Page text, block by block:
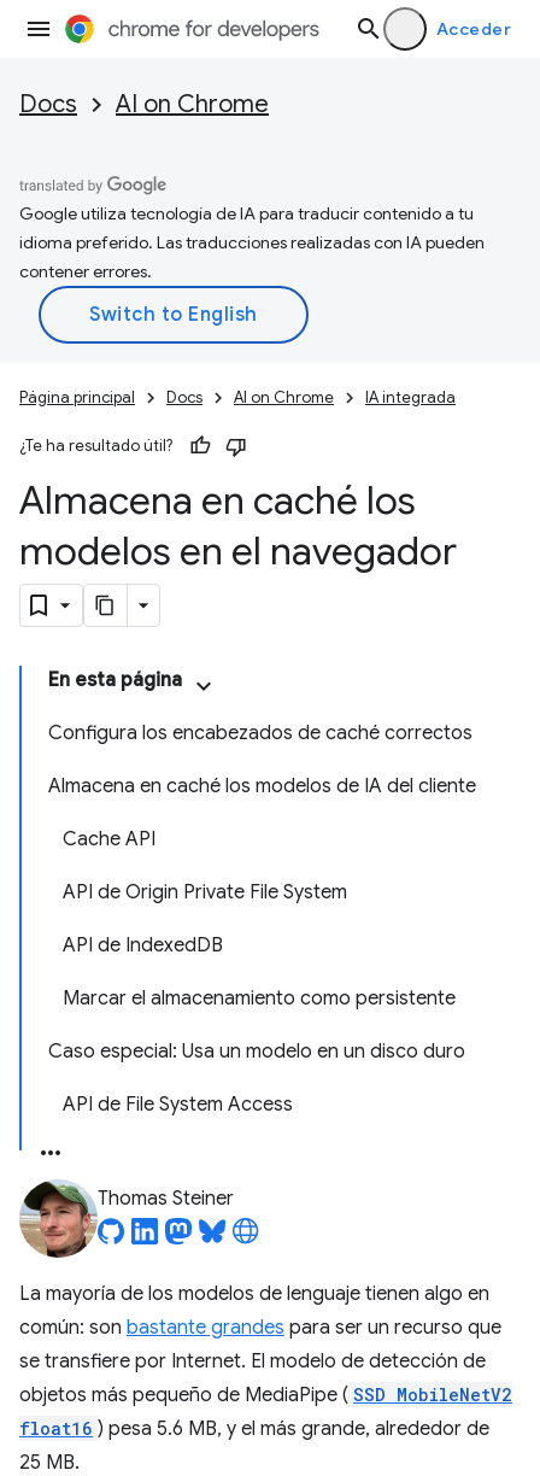
Acceder
Docs AI on Chrome
Google utiliza tecnología de IA para traducir contenido a tu
idioma preferido. Las traducciones realizadas con IA pueden
contener errores.
Página principal Docs AI on Chrome IA integrada
¿Te ha resultado útil?
Almacena en caché los
modelos en el navegador
En esta página
Configura los encabezados de caché correctos
Almacena en caché los modelos de IA del cliente
Cache API
API de Origin Private File System
API de IndexedDB
Marcar el almacenamiento como persistente
Caso especial: Usa un modelo en un disco duro
API de File System Access
Thomas Steiner
La mayoría de los modelos de lenguaje tienen algo en
común: son bastante grandes para ser un recurso que
se transfiere por Internet. El modelo de detección de
objetos más pequeño de MediaPipe ( SSD MobileNetV2
float16 ) pesa 5.6 MB, y el más grande, alrededor de
25 MB.